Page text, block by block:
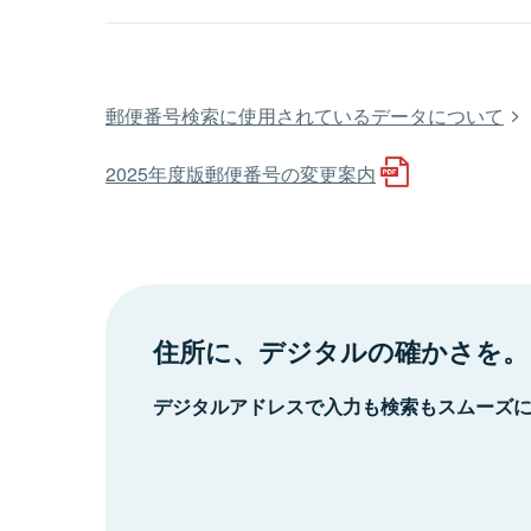
郵便番号検索に使用されているデータについて
2025年度版郵便番号の変更案内
住所に、デジタルの確かさを。
デジタルアドレスで入力も検索もスムーズ